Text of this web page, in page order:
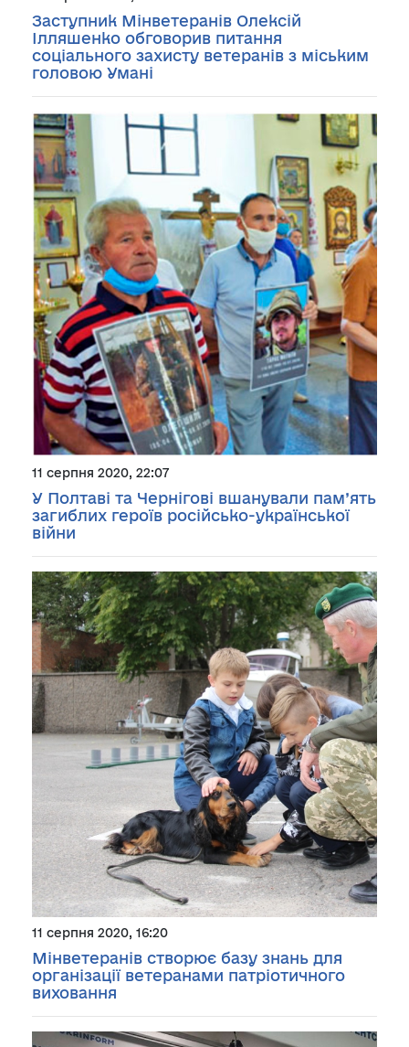
Заступник Мінветеранів Олексій
Ілляшенко обговорив питання
соціального захисту ветеранів з міським
головою Умані
11 серпня 2020, 22:07
У Полтаві та Чернігові вшанували пам’ять
загиблих героїв російсько-української
війни
11 серпня 2020, 16:20
Мінветеранів створює базу знань для
організації ветеранами патріотичного
виховання